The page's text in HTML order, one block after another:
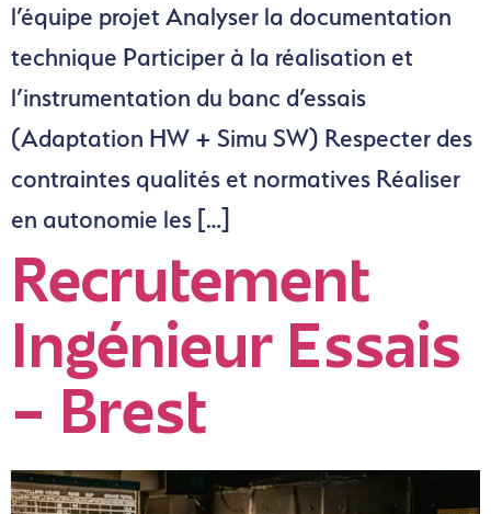
l’équipe projet Analyser la documentation
technique Participer à la réalisation et
l’instrumentation du banc d’essais
(Adaptation HW + Simu SW) Respecter des
contraintes qualités et normatives Réaliser
en autonomie les […]
Recrutement
Ingénieur Essais
– Brest